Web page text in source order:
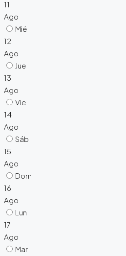
11
Ago
Mié
12
Ago
Jue
13
Ago
Vie
14
Ago
Sáb
15
Ago
Dom
16
Ago
Lun
17
Ago
Mar